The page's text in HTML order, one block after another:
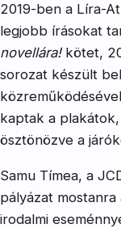
2019-ben a Líra-
legjobb írásokat
novellára! kötet,
sorozat készült
kaptak a
ösztönözve a
Samu Tímea, a
pályázat
irodalmi